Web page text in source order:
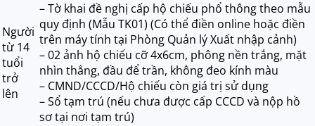
Người
từ 14
tuổi
trở
lên
– Tờ khai đề nghị cấp hộ chiếu phổ thông theo mẫu
quy định (Mẫu TK01) (Có thể điền online hoặc điền
trên máy tính tại Phòng Quản lý Xuất nhập cảnh)
– 02 ảnh hộ chiếu cỡ 4x6cm, phông nền trắng, mặt
nhìn thẳng, đầu để trần, không đeo kính màu
– CMND/CCCD/Hộ chiếu còn giá trị sử dụng
– Sổ tạm trú (nếu chưa được cấp CCCD và nộp hồ
sơ tại nơi tạm trú)